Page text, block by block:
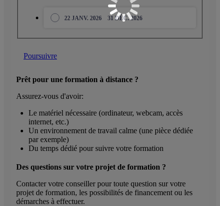
22 JANV. 2026 31 DÉC. 2026
Poursuivre
Prêt pour une formation à distance ?
Assurez-vous d'avoir:
Le matériel nécessaire (ordinateur, webcam, accès
internet, etc.)
Un environnement de travail calme (une pièce dédiée
par exemple)
Du temps dédié pour suivre votre formation
Des questions sur votre projet de formation ?
Contacter votre conseiller pour toute question sur votre
projet de formation, les possibilités de financement ou les
démarches à effectuer.